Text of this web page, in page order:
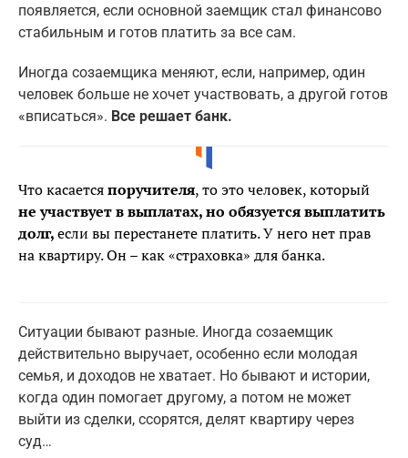
появляется, если основной заемщик стал финансово
стабильным и готов платить за все сам.
Иногда созаемщика меняют, если, например, один
человек больше не хочет участвовать, а другой готов
«вписаться». Все решает банк.
Что касаетсяпоручителя, то это человек, который
не участвует в выплатах, но обязуется выплатить
долг,если вы перестанете платить. У него нет прав
на квартиру. Он – как «страховка» для банка.
Ситуации бывают разные. Иногда созаемщик
действительно выручает, особенно если молодая
семья, и доходов не хватает. Но бывают и истории,
когда один помогает другому, а потом не может
выйти из сделки, ссорятся, делят квартиру через
суд…